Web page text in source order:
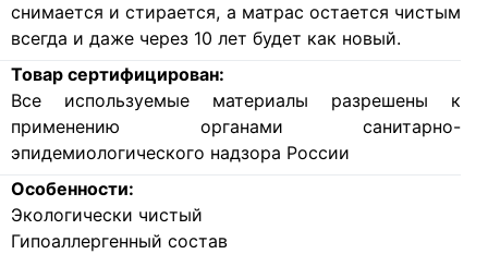
снимается и стирается, а матрас остается чистым
всегда и даже через 10 лет будет как новый.
Товар сертифицирован:
Все используемые материалы разрешены к
применению органами санитарно-
эпидемиологического надзора России
Особенности:
Экологически чистый
Гипоаллергенный состав